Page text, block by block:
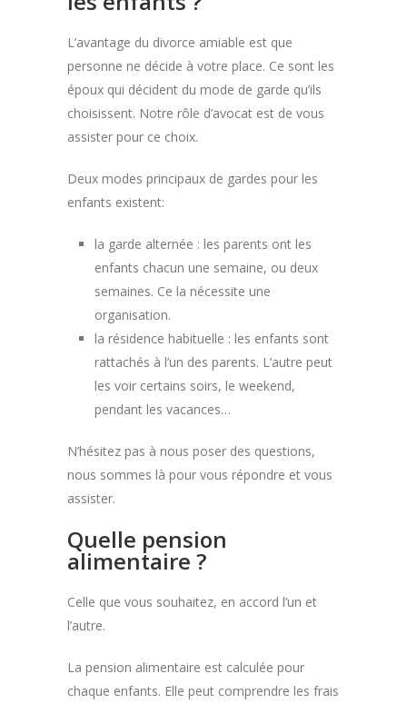
L’avantage du divorce amiable est que
personne ne décide à votre place. Ce sont les
époux qui décident du mode de garde qu’ils
choisissent. Notre rôle d’avocat est de vous
assister pour ce choix.
Deux modes principaux de gardes pour les
enfants existent:
la garde alternée : les parents ont les
enfants chacun une semaine, ou deux
semaines. Ce la nécessite une
organisation.
la résidence habituelle : les enfants sont
rattachés à l’un des parents. L’autre peut
les voir certains soirs, le weekend,
pendant les vacances…
N’hésitez pas à nous poser des questions,
nous sommes là pour vous répondre et vous
assister.
Quelle pension
alimentaire ?
Celle que vous souhaitez, en accord l’un et
l’autre.
La pension alimentaire est calculée pour
chaque enfants. Elle peut comprendre les frais